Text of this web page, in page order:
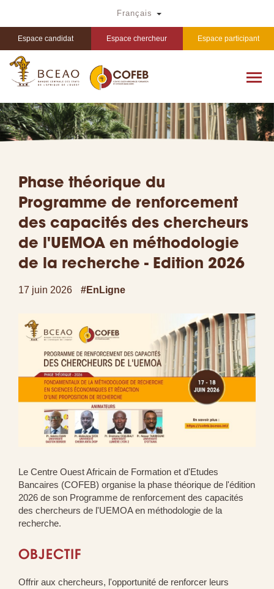
principal
Français Toggle Dropdown
Espace candidat Espace chercheur Espace participant
Phase théorique du
Programme de renforcement
des capacités des chercheurs
de l'UEMOA en méthodologie
de la recherche - Edition 2026
17 juin 2026 #EnLigne
Le Centre Ouest Africain de Formation et d'Etudes
Bancaires (COFEB) organise la phase théorique de l'édition
2026 de son Programme de renforcement des capacités
des chercheurs de l'UEMOA en méthodologie de la
recherche.
OBJECTIF
Offrir aux chercheurs, l'opportunité de renforcer leurs